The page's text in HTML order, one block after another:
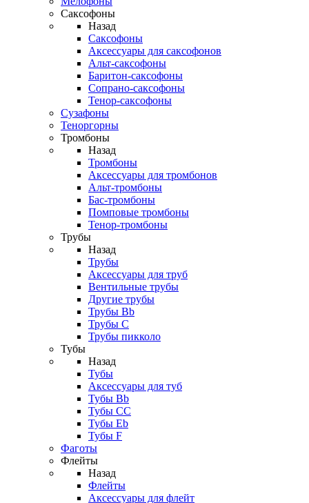
Саксофоны
Назад
Саксофоны
Аксессуары для саксофонов
Альт-саксофоны
Баритон-саксофоны
Сопрано-саксофоны
Тенор-саксофоны
Сузафоны
Теноргорны
Тромбоны
Назад
Тромбоны
Аксессуары для тромбонов
Альт-тромбоны
Бас-тромбоны
Помповые тромбоны
Тенор-тромбоны
Трубы
Назад
Трубы
Аксессуары для труб
Вентильные трубы
Другие трубы
Трубы Bb
Трубы C
Трубы пикколо
Тубы
Назад
Тубы
Аксессуары для туб
Тубы Bb
Тубы CC
Тубы Eb
Тубы F
Фаготы
Флейты
Назад
Флейты
Аксессуары для флейт